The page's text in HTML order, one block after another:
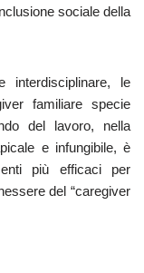
sociale della
interdisciplinare, le
familiare specie
del lavoro, nella
e infungibile, è
più efficaci per
del “caregiver